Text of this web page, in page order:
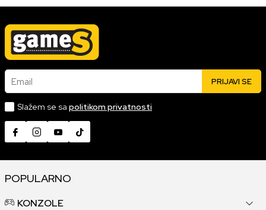
Email PRIJAVI SE
Slažem se sa politikom privatnosti
POPULARNO
KONZOLE